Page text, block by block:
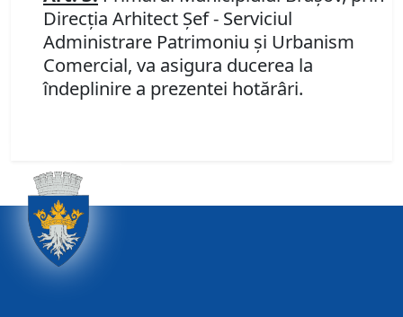
Direcţia Arhitect Şef - Serviciul
Administrare Patrimoniu şi Urbanism
Comercial, va asigura ducerea la
îndeplinire a prezentei hotărâri.